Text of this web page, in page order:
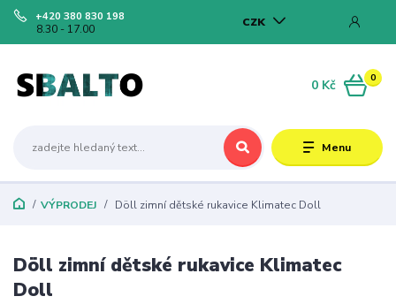
Menu
CZK
+420 380 830 198
8.30 - 17.00
0
0 Kč
VÝPRODEJ Döll zimní dětské rukavice Klimatec Doll
Döll zimní dětské rukavice Klimatec
Doll